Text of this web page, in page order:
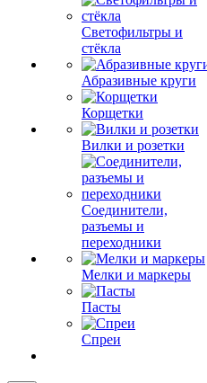
Светофильтры и
стёкла
Абразивные круги
Корщетки
Вилки и розетки
Соединители,
разъемы и
переходники
Мелки и маркеры
Пасты
Спреи